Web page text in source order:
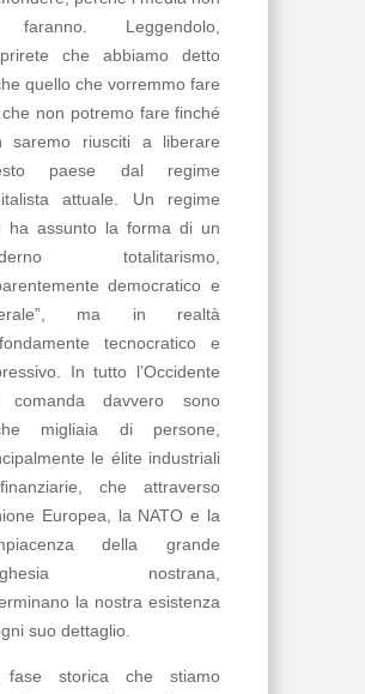
Leggendolo,
che abbiamo detto
quello che vorremmo fare
che non potremo fare finché
saremo riusciti a liberare
paese dal regime
attuale. Un regime
ha assunto la forma di un
totalitarismo,
democratico e
ma in realtà
tecnocratico e
In tutto l’Occidente
comanda davvero sono
migliaia di persone,
le élite industriali
che attraverso
Europea, la NATO e la
della grande
nostrana,
la nostra esistenza
suo dettaglio.
fase storica che stiamo